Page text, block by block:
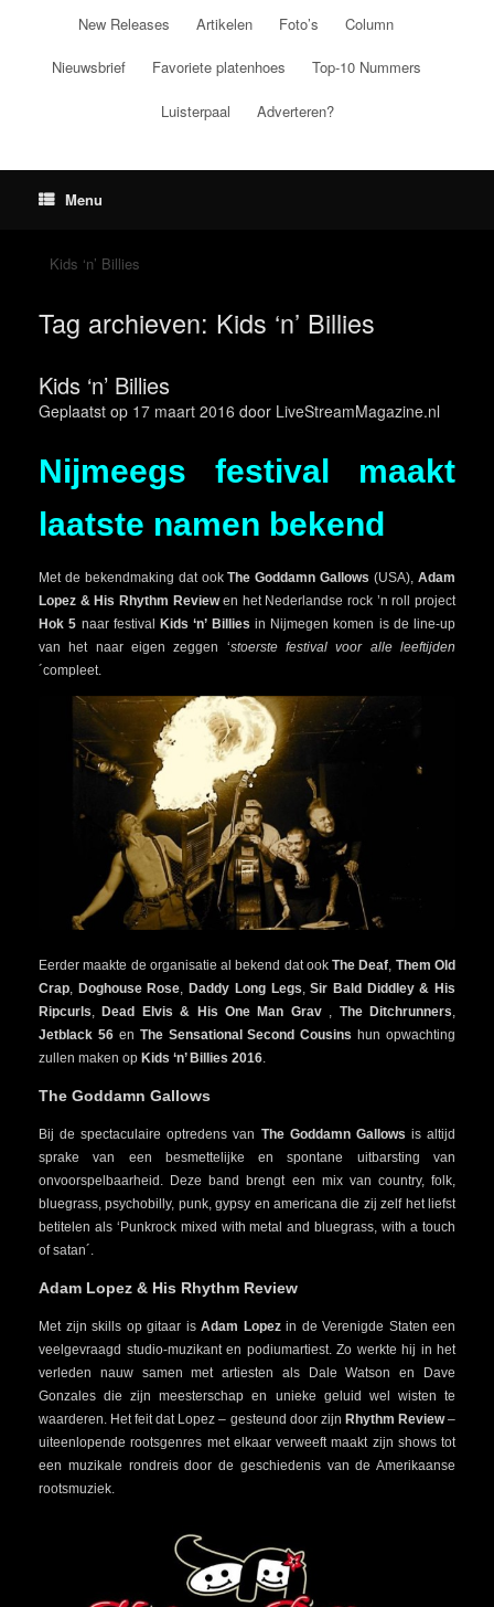
New Releases Artikelen Foto’s Column
Nieuwsbrief Favoriete platenhoes Top-10 Nummers
Luisterpaal Adverteren?
Menu
Kids ‘n’ Billies
Tag archieven: Kids ‘n’ Billies
Kids ‘n’ Billies
Geplaatst op 17 maart 2016 door LiveStreamMagazine.nl
Nijmeegs festival maakt
laatste namen bekend
Met de bekendmaking dat ookThe Goddamn Gallows (USA),Adam
Lopez & His Rhythm Reviewen het Nederlandse rock ’n roll project
Hok 5 naar festival Kids ‘n’ Billies in Nijmegen komen is de line-up
van het naar eigen zeggen ‘stoerste festival voor alle leeftijden
´compleet.
Eerder maakte de organisatie al bekend dat ookThe Deaf Them Old
Crap Doghouse Rose ,Daddy Long Legs ,Sir Bald Diddley & His
Ripcurls ,Dead Elvis & His One Man Grav, The Ditchrunners
Jetblack 56en The Sensational Second Cousins hun opwachting
zullen maken op Kids ‘n’ Billies 2016
The Goddamn Gallows
Bij de spectaculaire optredens van The Goddamn Gallows is altijd
sprake van een besmettelijke en spontane uitbarsting van
onvoorspelbaarheid. Deze band brengt een mix van country, folk,
bluegrass, psychobilly, punk, gypsy en americana die zij zelf het liefst
betitelen als ‘Punkrock mixed with metal and bluegrass, with a touch
of satan´.
Adam Lopez & His Rhythm Review
Met zijn skills op gitaar is Adam Lopezin de Verenigde Staten een
veelgevraagd studio-muzikant en podiumartiest. Zo werkte hij in het
verleden nauw samen met artiesten als Dale Watson en Dave
Gonzales die zijn meesterschap en unieke geluid wel wisten te
waarderen. Het feit dat Lopez – gesteund door zijn Rhythm Review–
uiteenlopende rootsgenres met elkaar verweeft maakt zijn shows tot
een muzikale rondreis door de geschiedenis van de Amerikaanse
rootsmuziek.